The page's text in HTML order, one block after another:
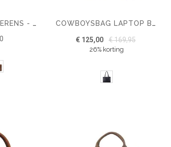
CASTELIJN & BEERENS - RIEN LAPTOPTAS 15,6 + TABLET RFID COWBOYSBAG LAPTOP BAG ELSTON 13 INCH
€ 125,00 € 169,95
26% korting